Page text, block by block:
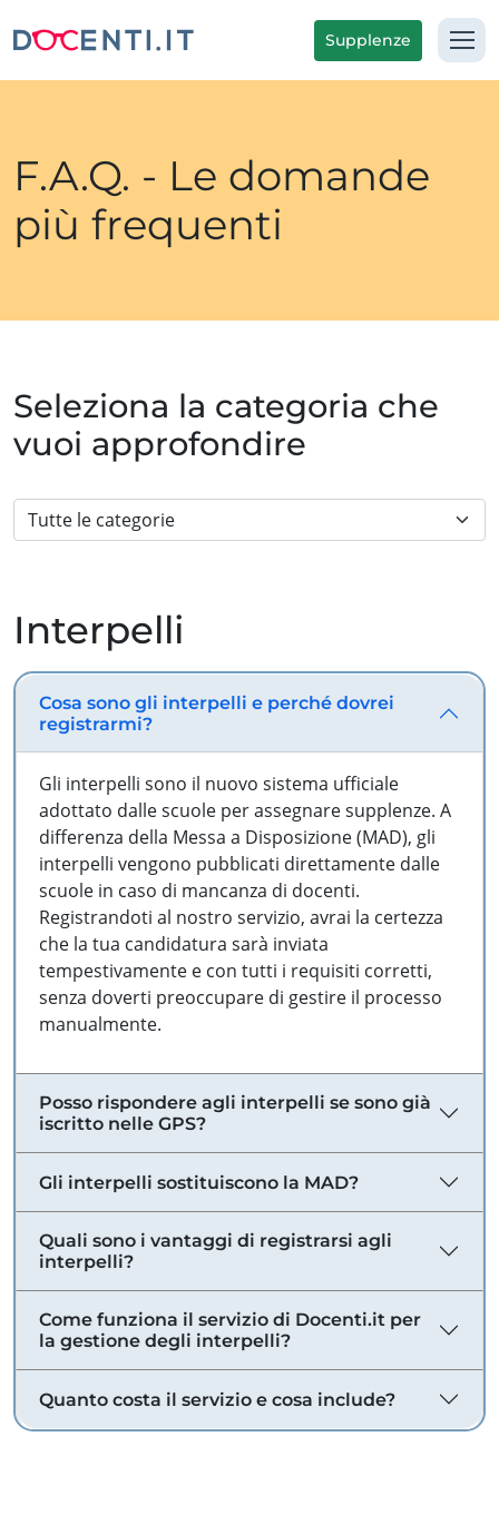
Supplenze
F.A.Q. - Le domande
più frequenti
Seleziona la categoria che
vuoi approfondire
Interpelli
Cosa sono gli interpelli e perché dovrei
registrarmi?
Gli interpelli sono il nuovo sistema ufficiale
adottato dalle scuole per assegnare supplenze. A
differenza della Messa a Disposizione (MAD), gli
interpelli vengono pubblicati direttamente dalle
scuole in caso di mancanza di docenti.
Registrandoti al nostro servizio, avrai la certezza
che la tua candidatura sarà inviata
tempestivamente e con tutti i requisiti corretti,
senza doverti preoccupare di gestire il processo
manualmente.
Posso rispondere agli interpelli se sono già
iscritto nelle GPS?
Gli interpelli sostituiscono la MAD?
Quali sono i vantaggi di registrarsi agli
interpelli?
Come funziona il servizio di Docenti.it per
la gestione degli interpelli?
Quanto costa il servizio e cosa include?